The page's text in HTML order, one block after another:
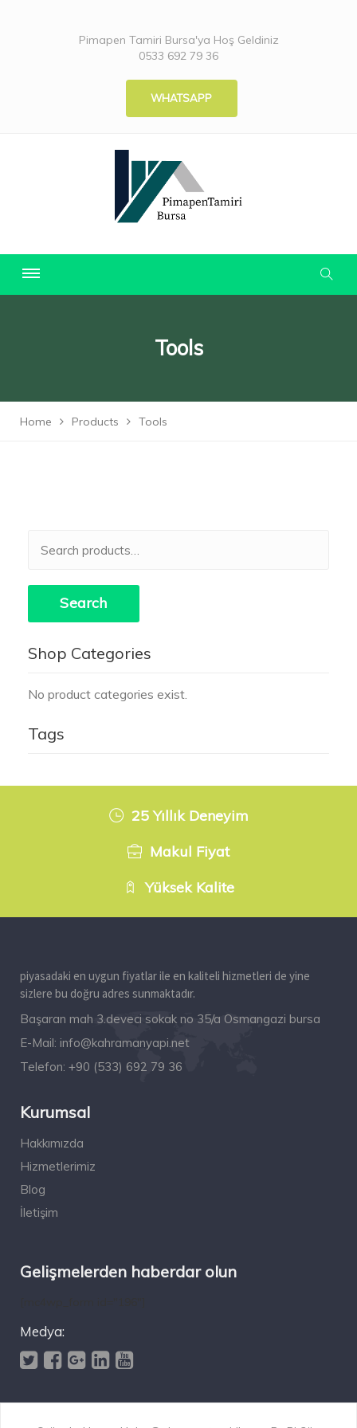
Pimapen Tamiri Bursa'ya Hoş Geldiniz
0533 692 79 36
WHATSAPP
Tools
Home Products Tools
for:
Search
Shop Categories
No product categories exist.
Tags
25 Yıllık Deneyim
Makul Fiyat
Yüksek Kalite
piyasadaki en uygun fiyatlar ile en kaliteli hizmetleri de yine
sizlere bu doğru adres sunmaktadır.
Başaran mah 3.deveci sokak no 35/a Osmangazi bursa
E-Mail: info@kahramanyapi.net
Telefon: +90 (533) 692 79 36
Kurumsal
Hakkımızda
Hizmetlerimiz
Blog
İletişim
Gelişmelerden haberdar olun
Medya: